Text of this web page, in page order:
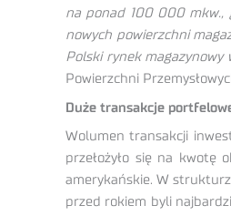
na ponad 100 000 mkw.,
nowych powierzchni
Polski rynek magazynowy
Powierzchni
Duże transakcje
Wolumen transakcji
przełożyło się na kwotę
amerykańskie. W
przed rokiem byli